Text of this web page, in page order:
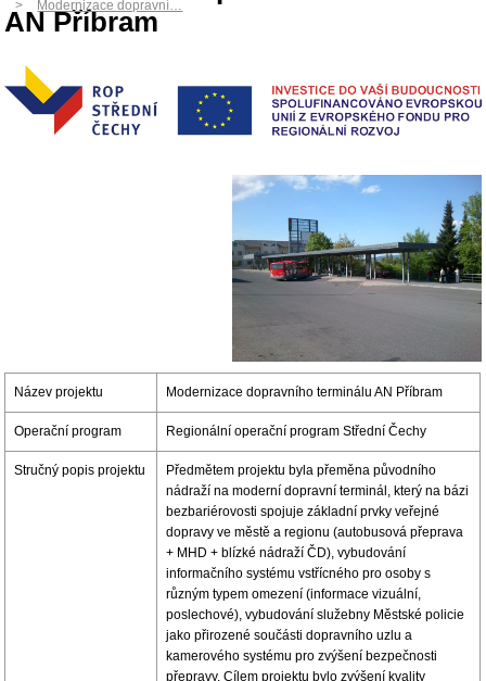
Modernizace dopravní…
AN Příbram
Název projektu Modernizace dopravního terminálu AN Příbram
Operační program Regionální operační program Střední Čechy
Stručný popis projektu
Předmětem projektu byla přeměna původního
nádraží na moderní dopravní terminál, který na bázi
bezbariérovosti spojuje základní prvky veřejné
dopravy ve městě a regionu (autobusová přeprava
+ MHD + blízké nádraží ČD), vybudování
informačního systému vstřícného pro osoby s
různým typem omezení (informace vizuální,
poslechové), vybudování služebny Městské policie
jako přirozené součásti dopravního uzlu a
kamerového systému pro zvýšení bezpečnosti
přepravy. Cílem projektu bylo zvýšení kvality